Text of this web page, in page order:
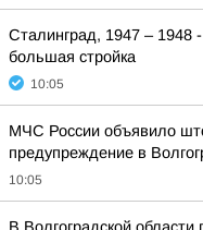
Сталинград, 1947 – 1948
большая стройка
10:05
МЧС России объявило
предупреждение в
10:05